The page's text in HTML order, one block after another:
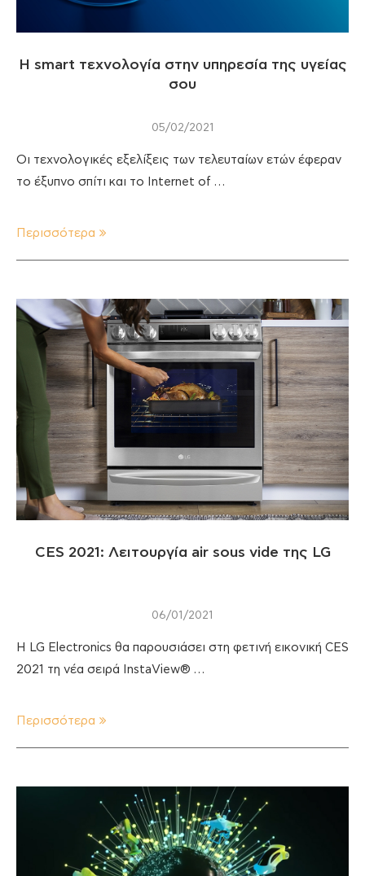
Η smart τεχνολογία στην υπηρεσία της υγείας
σου
05/02/2021
Οι τεχνολογικές εξελίξεις των τελευταίων ετών έφεραν
το έξυπνο σπίτι και το Internet of …
Περισσότερα
CES 2021: Λειτουργία air sous vide της LG
06/01/2021
Η LG Electronics θα παρουσιάσει στη φετινή εικονική CES
2021 τη νέα σειρά InstaView® …
Περισσότερα